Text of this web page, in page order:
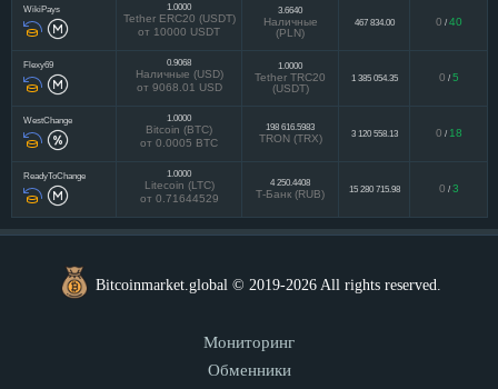
WikiPays 1.0000
Tether ERC20 (USDT)
от 10000 USDT
3.6640
Наличные
(PLN)
467 834.00 0 / 40
Flexy69 0.9068
Наличные (USD)
от 9068.01 USD
1.0000
Tether TRC20
(USDT)
1 385 054.35 0 / 5
WestChange 1.0000
Bitcoin (BTC)
от 0.0005 BTC
198 616.5983
TRON (TRX) 3 120 558.13 0 / 18
ReadyToChange 1.0000
Litecoin (LTC)
от 0.71644529
4 250.4408
Т-Банк (RUB) 15 280 715.98 0 / 3
Bitcoinmarket.global © 2019-2026 All rights reserved.
Мониторинг
Обменники